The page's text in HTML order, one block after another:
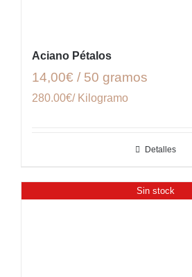
Aciano Pétalos
14,00€ / 50 gramos
280.00€/ Kilogramo
Detalles
Sin stock